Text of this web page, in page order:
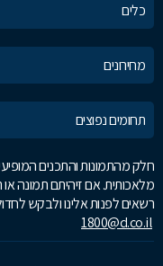
כלים
מחירונים
תחומים נפוצים
חלק מהתמונות והתכנים
מלאכותית. אם זיהיתם תמונה או
רשאים לפנות אלינו ולבקש
1800@d.co.il